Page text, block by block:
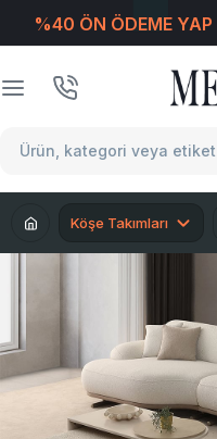
%40 ÖN ÖDEME YAP
Köşe Takımları
T-Soft E-Ticaret